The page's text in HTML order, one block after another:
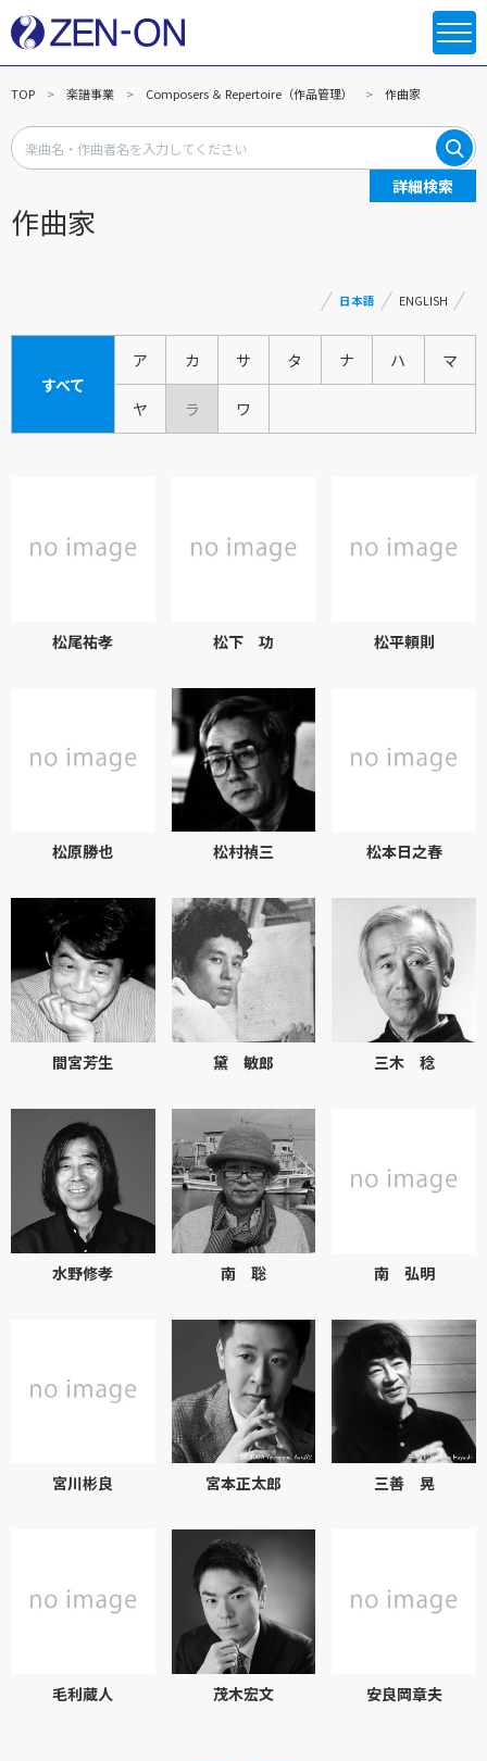
TOP 楽譜事業 Composers ＆ Repertoire（作品管理） 作曲家
作曲家
詳細検索
日本語 ENGLISH
すべて
ア カ サ タ ナ ハ マ
ヤ ラ ワ
松尾祐孝 松下 功 松平頼則
松原勝也 松村禎三 松本日之春
間宮芳生 黛 敏郎 三木 稔
水野修孝 南 聡 南 弘明
宮川彬良 宮本正太郎 三善 晃
毛利蔵人 茂木宏文 安良岡章夫